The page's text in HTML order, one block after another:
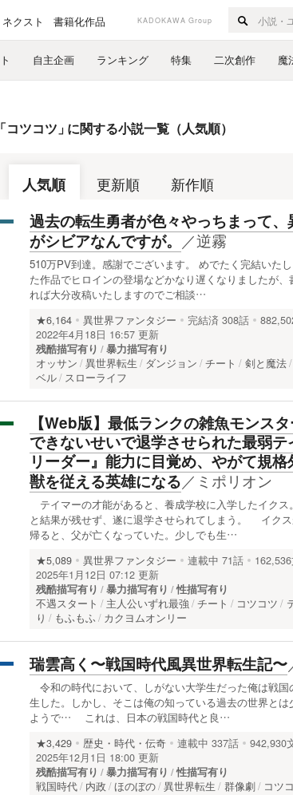
ネクスト 書籍化作品 KADOKAWA Group
自主企画 ランキング 特集 二次創作 魔
「コツコツ 」に関する小説一覧（人気順）
人気順 更新順 新作順
過去の転生勇者が色々やっちまって、
がシビアなんですが。 ／逆霧
510万PV到達。感謝でございます。 めでたく完結いた
た作品でヒロインの登場などかなり遅くなりましたが
れば大分改稿いたしますのでご相談…
★6,164 異世界ファンタジー 完結済 308話
2022年4月18日 16:57 更新
残酷描写有り
暴力描写有り
オッサン
異世界転生 ダンジョン チート 剣と魔法
ベル
スローライフ
【Web版】最低ランクの雑魚モンス
できないせいで退学させられた最弱
リーダー』能力に目覚め、やがて規
獣を従える英雄になる／ ミポリオン
テイマーの才能があると、養成学校に入学したイクス
と結果が残せず、遂に退学させられてしまう。 イク
帰ると、父が亡くなっていた。少しでも生…
★5,089 異世界ファンタジー 連載中 71話
2025年1月12日 07:12 更新
残酷描写有り
暴力描写有り
性描写有り
不遇スタート
主人公いずれ最強 チート コツコツ
り
もふもふ カクヨムオンリー
瑞雲高く〜戦国時代風異世界転生記〜
令和の時代において、しがない大学生だった俺は戦国
生した。しかし、そこは俺の知っている過去の世界とは
ようで… これは、日本の戦国時代と良…
★3,429 歴史・時代・伝奇 連載中 337話
942,930
2025年12月1日 18:00 更新
残酷描写有り
暴力描写有り
性描写有り
戦国時代
内政 ほのぼの 異世界転生 群像劇 コツ